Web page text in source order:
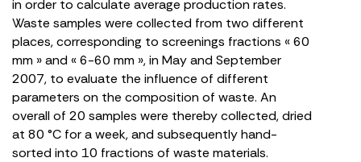
in order to calculate average production rates.
Waste samples were collected from two different
places, corresponding to screenings fractions « 60
mm » and « 6-60 mm », in May and September
2007, to evaluate the influence of different
parameters on the composition of waste. An
overall of 20 samples were thereby collected, dried
at 80 °C for a week, and subsequently hand-
sorted into 10 fractions of waste materials.